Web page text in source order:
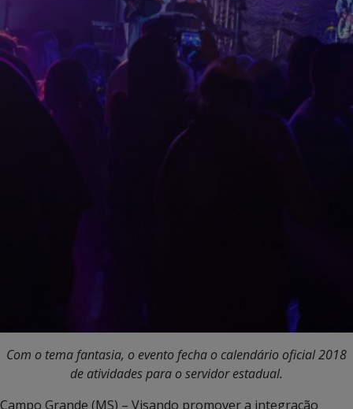
Com o tema fantasia, o evento fecha o calendário oficial 2018
de atividades para o servidor estadual.
Campo Grande (MS) – Visando promover a integração